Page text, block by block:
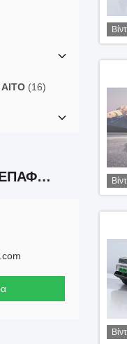
AITO (16)
ΜΑΣ ΕΛΆΤΕ ΣΕ ΕΠΑΦΉ ΜΕ